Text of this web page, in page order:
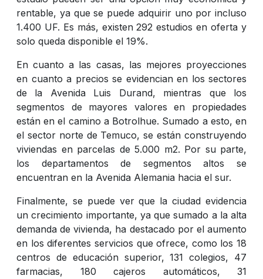
rentable, ya que se puede adquirir uno por incluso
1.400 UF. Es más, existen 292 estudios en oferta y
solo queda disponible el 19%.
En cuanto a las casas, las mejores proyecciones
en cuanto a precios se evidencian en los sectores
de la Avenida Luis Durand, mientras que los
segmentos de mayores valores en propiedades
están en el camino a Botrolhue. Sumado a esto, en
el sector norte de Temuco, se están construyendo
viviendas en parcelas de 5.000 m2. Por su parte,
los departamentos de segmentos altos se
encuentran en la Avenida Alemania hacia el sur.
Finalmente, se puede ver que la ciudad evidencia
un crecimiento importante, ya que sumado a la alta
demanda de vivienda, ha destacado por el aumento
en los diferentes servicios que ofrece, como los 18
centros de educación superior, 131 colegios, 47
farmacias, 180 cajeros automáticos, 31